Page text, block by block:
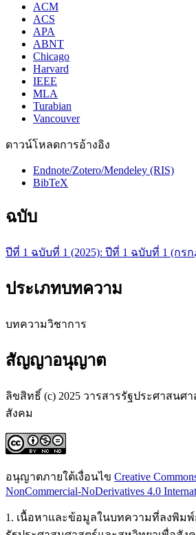
ACM
ACS
APA
ABNT
Chicago
Harvard
IEEE
MLA
Turabian
Vancouver
ดาวน์โหลดการอ้างอิง
Endnote/Zotero/Mendeley (RIS)
BibTeX
ฉบับ
ปีที่ 1 ฉบับที่ 1 (2025): ปีที่ 1 ฉบับที่ 1 (กร
ประเภทบทความ
บทความวิชาการ
สัญญาอนุญาต
ลิขสิทธิ์ (c) 2025 วารสารรัฐประศาสนศ
สังคม
อนุญาตภายใต้เงื่อนไข Creative
NonCommercial-NoDerivatives 4.0
1. เนื้อหาและข้อมูลในบทความที่ลงพิมพ์